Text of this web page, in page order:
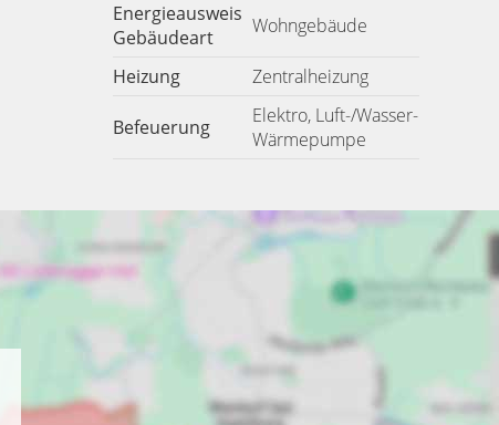
Energieausweis
Gebäudeart
Wohngebäude
Heizung Zentralheizung
Befeuerung
Elektro, Luft-/Wasser-
Wärmepumpe